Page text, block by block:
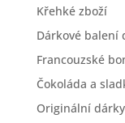
Křehké zboží
Dárkové balení
Francouzské
Čokoláda a
Originální